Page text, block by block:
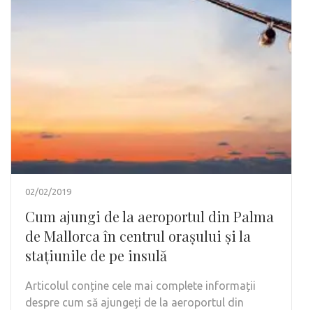
02/02/2019
Cum ajungi de la aeroportul din Palma
de Mallorca în centrul orașului și la
stațiunile de pe insulă
Articolul conține cele mai complete informații
despre cum să ajungeți de la aeroportul din